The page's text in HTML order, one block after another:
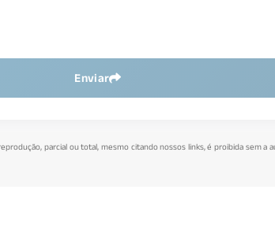
Enviar
parcial ou total, mesmo citando nossos links, é proibida sem